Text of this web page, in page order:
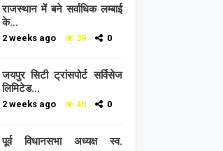
राजस्थान में बने सर्वाधिक लम्बाई
के…
2 weeks ago 39 0
जयपुर सिटी ट्रांसपोर्ट सर्विसेज
लिमिटेड…
2 weeks ago 40 0
पूर्व विधानसभा अध्यक्ष स्व.